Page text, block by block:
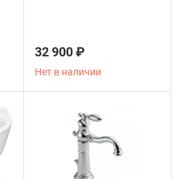
32 900 ₽
Нет в наличии